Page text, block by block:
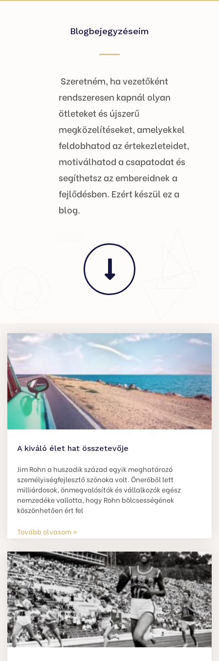
Blogbejegyzéseim
Szeretném, ha vezetőként
rendszeresen kapnál olyan
ötleteket és újszerű
megközelítéseket, amelyekkel
feldobhatod az értekezleteidet,
motiválhatod a csapatodat és
segíthetsz az embereidnek a
fejlődésben. Ezért készül ez a
blog.
A kiváló élet hat összetevője
Jim Rohn a huszadik század egyik meghatározó
személyiségfejlesztő szónoka volt. Önerőből lett
milliárdosok, önmegvalósítók és vállalkozók egész
nemzedéke vallotta, hogy Rohn bölcsességének
köszönhetően ért fel
Tovább olvasom »